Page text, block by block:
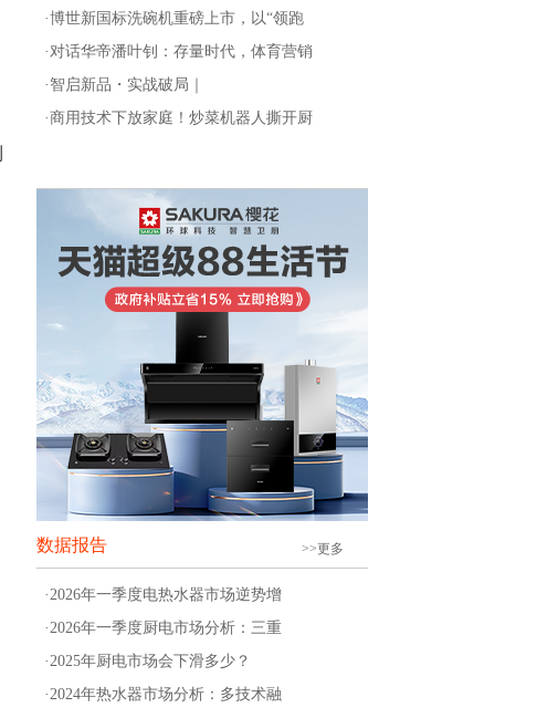
·博世新国标洗碗机重磅上市，以“领跑
·对话华帝潘叶钊：存量时代，体育营销
·智启新品・实战破局｜
·商用技术下放家庭！炒菜机器人撕开厨
数据报告 >>更多
·2026年一季度电热水器市场逆势增
·2026年一季度厨电市场分析：三重
·2025年厨电市场会下滑多少？
·2024年热水器市场分析：多技术融